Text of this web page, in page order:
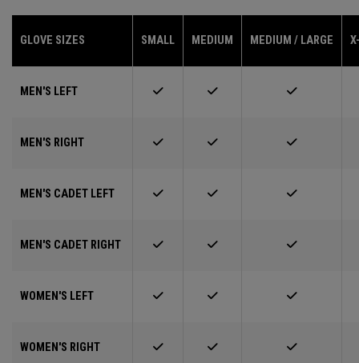
GLOVE SIZES SMALL MEDIUM MEDIUM / LARGE
MEN'S LEFT
MEN'S RIGHT
MEN'S CADET LEFT
MEN'S CADET RIGHT
WOMEN'S LEFT
WOMEN'S RIGHT